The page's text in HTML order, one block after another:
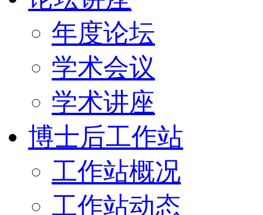
年度论坛
学术会议
学术讲座
博士后工作站
工作站概况
工作站动态